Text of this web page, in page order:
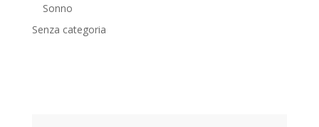
Sonno
Senza categoria